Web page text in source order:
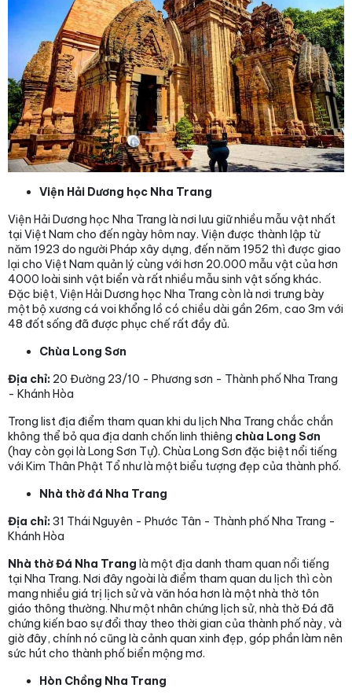
Viện Hải Dương học Nha Trang
Viện Hải Dương học Nha Trang là nơi lưu giữ nhiều mẫu vật nhất
tại Việt Nam cho đến ngày hôm nay. Viện được thành lập từ
năm 1923 do người Pháp xây dựng, đến năm 1952 thì được giao
lại cho Việt Nam quản lý cùng với hơn 20.000 mẫu vật của hơn
4000 loài sinh vật biển và rất nhiều mẫu sinh vật sống khác.
Đặc biệt, Viện Hải Dương học Nha Trang còn là nơi trưng bày
một bộ xương cá voi khổng lồ có chiều dài gần 26m, cao 3m với
48 đốt sống đã được phục chế rất đầy đủ.
Chùa Long Sơn
Địa chỉ: 20 Đường 23/10 - Phương sơn - Thành phố Nha Trang
- Khánh Hòa
Trong list địa điểm tham quan khi du lịch Nha Trang chắc chắn
không thể bỏ qua địa danh chốn linh thiêng chùa Long Sơn
(hay còn gọi là Long Sơn Tự). Chùa Long Sơn đặc biệt nổi tiếng
với Kim Thân Phật Tổ như là một biểu tượng đẹp của thành phố.
Nhà thờ đá Nha Trang
Địa chỉ: 31 Thái Nguyên - Phước Tân - Thành phố Nha Trang -
Khánh Hòa
Nhà thờ Đá Nha Trang là một địa danh tham quan nổi tiếng
tại Nha Trang. Nơi đây ngoài là điểm tham quan du lịch thì còn
mang nhiều giá trị lịch sử và văn hóa hơn là một nhà thờ tôn
giáo thông thường. Như một nhân chứng lịch sử, nhà thờ Đá đã
chứng kiến bao sự đổi thay theo thời gian của thành phố này, và
giờ đây, chính nó cũng là cảnh quan xinh đẹp, góp phần làm nên
sức hút cho thành phố biển mộng mơ.
Hòn Chồng Nha Trang